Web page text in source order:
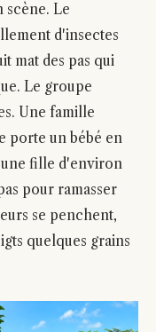
scène. Le
d'insectes
mat des pas qui
Le groupe
Une famille
porte un bébé en
une fille d'environ
pour ramasser
se penchent,
quelques grains